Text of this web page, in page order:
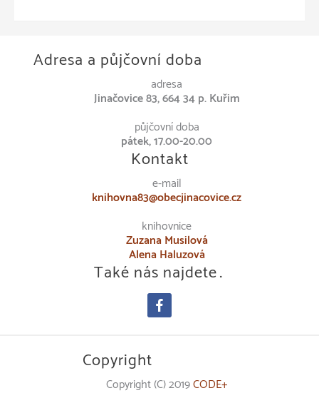
Adresa a půjčovní doba
adresa
Jinačovice 83, 664 34 p. Kuřim
půjčovní doba
pátek, 17.00-20.00
Kontakt
e-mail
knihovna83@obecjinacovice.cz
knihovnice
Zuzana Musilová
Alena Haluzová
Také nás najdete…
facebook
Copyright
Copyright (C) 2019CODE+